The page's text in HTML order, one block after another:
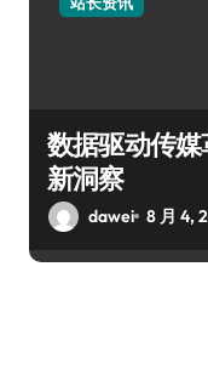
数据驱动传
新洞察
dawei 8 月 4,